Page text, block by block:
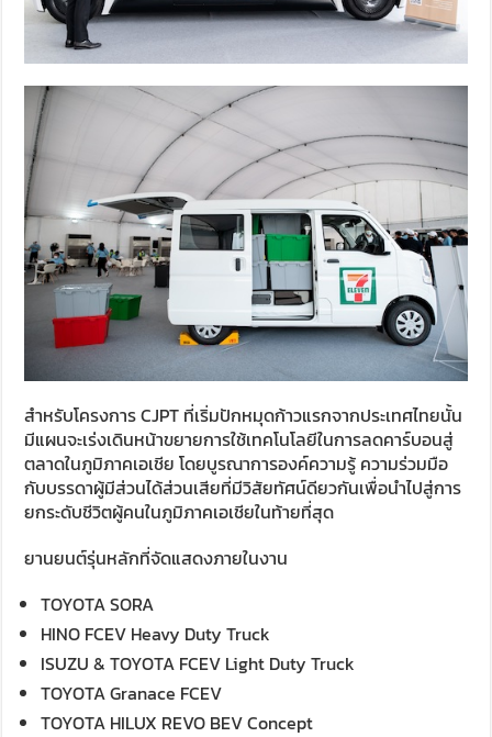
สำหรับโครงการ CJPT ที่เริ่มปักหมุดก้าวแรกจากประเทศไทยนั้น
มีแผนจะเร่งเดินหน้าขยายการใช้เทคโนโลยีในการลดคาร์บอนสู่
ตลาดในภูมิภาคเอเชีย โดยบูรณาการองค์ความรู้ ความร่วมมือ
กับบรรดาผู้มีส่วนได้ส่วนเสียที่มีวิสัยทัศน์ดียวกันเพื่อนำไปสู่การ
ยกระดับชีวิตผู้คนในภูมิภาคเอเชียในท้ายที่สุด
ยานยนต์รุ่นหลักที่จัดแสดงภายในงาน
TOYOTA SORA
HINO FCEV Heavy Duty Truck
ISUZU & TOYOTA FCEV Light Duty Truck
TOYOTA Granace FCEV
TOYOTA HILUX REVO BEV Concept